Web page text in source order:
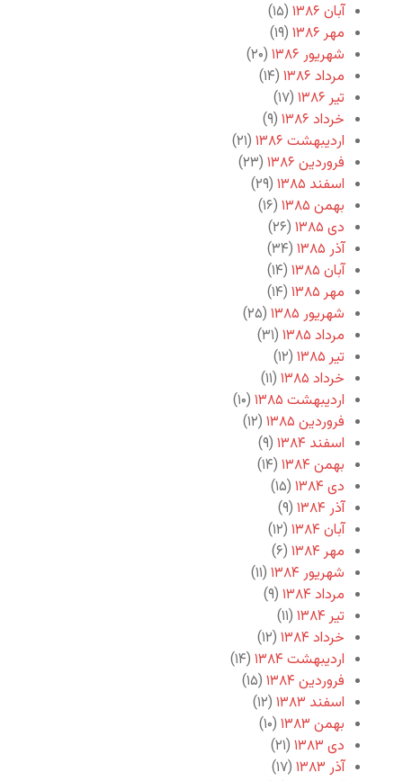
آبان ۱۳۸۶
(۱۵)
مهر ۱۳۸۶
(۱۹)
شهریور ۱۳۸۶
(۲۰)
مرداد ۱۳۸۶
(۱۴)
تیر ۱۳۸۶
(۱۷)
خرداد ۱۳۸۶
(۹)
اردیبهشت ۱۳۸۶
(۲۱)
فروردین ۱۳۸۶
(۲۳)
اسفند ۱۳۸۵
(۲۹)
بهمن ۱۳۸۵
(۱۶)
دی ۱۳۸۵
(۲۶)
آذر ۱۳۸۵
(۳۴)
آبان ۱۳۸۵
(۱۴)
مهر ۱۳۸۵
(۱۴)
شهریور ۱۳۸۵
(۲۵)
مرداد ۱۳۸۵
(۳۱)
تیر ۱۳۸۵
(۱۲)
خرداد ۱۳۸۵
(۱۱)
اردیبهشت ۱۳۸۵
(۱۰)
فروردین ۱۳۸۵
(۱۲)
اسفند ۱۳۸۴
(۹)
بهمن ۱۳۸۴
(۱۴)
دی ۱۳۸۴
(۱۵)
آذر ۱۳۸۴
(۹)
آبان ۱۳۸۴
(۱۲)
مهر ۱۳۸۴
(۶)
شهریور ۱۳۸۴
(۱۱)
مرداد ۱۳۸۴
(۹)
تیر ۱۳۸۴
(۱۱)
خرداد ۱۳۸۴
(۱۲)
اردیبهشت ۱۳۸۴
(۱۴)
فروردین ۱۳۸۴
(۱۵)
اسفند ۱۳۸۳
(۱۲)
بهمن ۱۳۸۳
(۱۰)
دی ۱۳۸۳
(۲۱)
آذر ۱۳۸۳
(۱۷)